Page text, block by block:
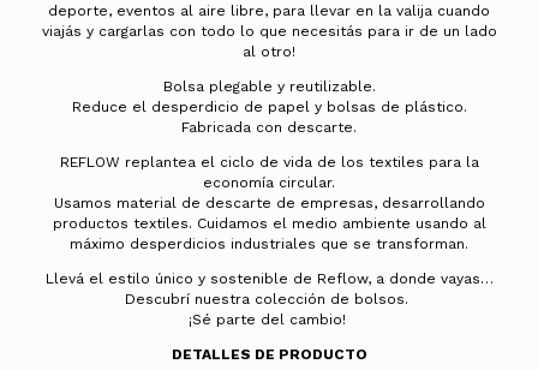
deporte, eventos al aire libre, para llevar en la valija cuando
viajás y cargarlas con todo lo que necesitás para ir de un lado
al otro!
Bolsa plegable y reutilizable.
Reduce el desperdicio de papel y bolsas de plástico.
Fabricada con descarte.
REFLOW replantea el ciclo de vida de los textiles para la
economía circular.
Usamos material de descarte de empresas, desarrollando
productos textiles. Cuidamos el medio ambiente usando al
máximo desperdicios industriales que se transforman.
Llevá el estilo único y sostenible de Reflow, a donde vayas…
Descubrí nuestra colección de bolsos.
¡Sé parte del cambio!
DETALLES DE PRODUCTO